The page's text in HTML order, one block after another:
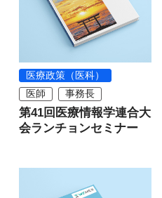
医療政策（医科）
医師
事務長
第41回医療情報学連合大
会ランチョンセミナー